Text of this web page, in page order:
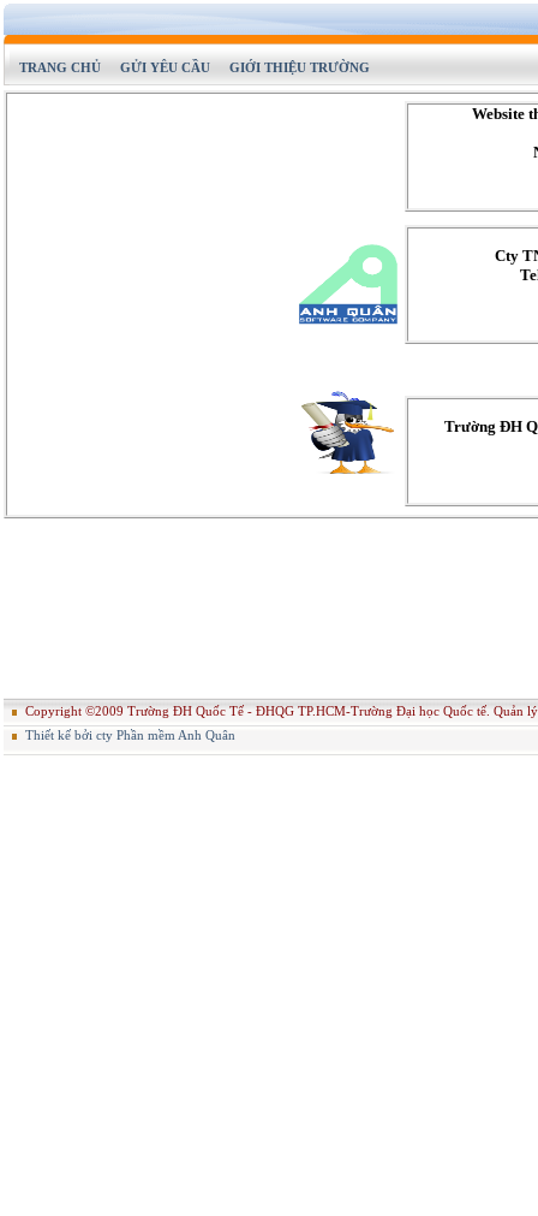
TRANG CHỦ GỬI YÊU CẦU GIỚI THIỆU TRƯỜNG
Website
Cty
Trường ĐH
Copyright ©2009 Trường ĐH Quốc Tế - ĐHQG TP.HCM-Trường Đại học Quốc tế. Quản
Thiết kế bởi cty Phần mềm Anh Quân